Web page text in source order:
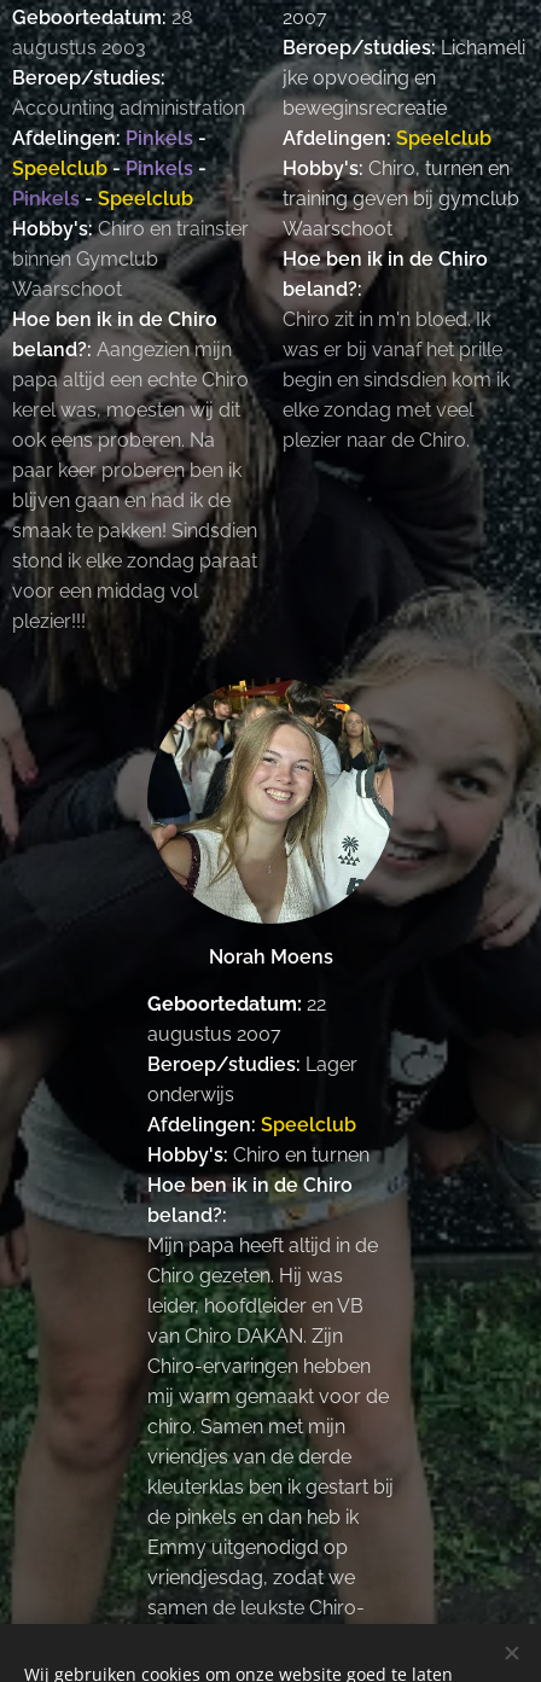
Geboortedatum:28
augustus 2003
Beroep/studies:
Accounting administration
Afdelingen: Pinkels-
Speelclub -Pinkels -
Pinkels -Speelclub
Hobby's:Chiro en trainster
binnen Gymclub
Waarschoot
Hoe ben ik in de Chiro
beland?: Aangezien mijn
papa altijd een echte Chiro
kerel was, moesten wij dit
ook eens proberen. Na
paar keer proberen ben ik
blijven gaan en had ik de
smaak te pakken! Sindsdien
stond ik elke zondag paraat
voor een middag vol
plezier!!!
2007
Beroep/studies:Lichameli
jke opvoeding en
beweginsrecreatie
Afdelingen: Speelclub
Hobby's: Chiro, turnen en
training geven bij gymclub
Waarschoot
Hoe ben ik in de Chiro
beland?:
Chiro zit in m'n bloed. Ik
was er bij vanaf het prille
begin en sindsdien kom ik
elke zondag met veel
plezier naar de Chiro.
Norah Moens
Geboortedatum: 22
augustus 2007
Beroep/studies: Lager
onderwijs
Afdelingen: Speelclub
Hobby's: Chiro en turnen
Hoe ben ik in de Chiro
beland?:
Mijn papa heeft altijd in de
Chiro gezeten. Hij was
leider, hoofdleider en VB
van Chiro DAKAN. Zijn
Chiro-ervaringen hebben
mij warm gemaakt voor de
chiro. Samen met mijn
vriendjes van de derde
kleuterklas ben ik gestart bij
de pinkels en dan heb ik
Emmy uitgenodigd op
vriendjesdag, zodat we
samen de leukste Chiro-
Wij gebruiken cookies om onze website goed te laten